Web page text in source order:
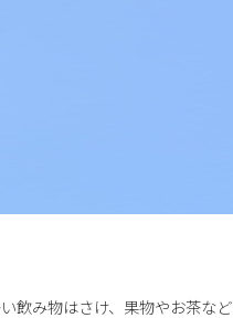
飲み物はさけ、果物やお茶な